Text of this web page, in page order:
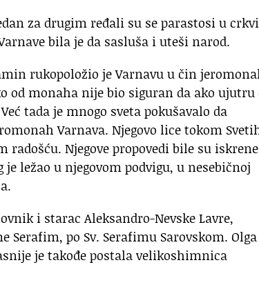
za drugim ređali su se parastosi u
bila je da sasluša i uteši narod.
rukopoložio je Varnavu u čin
monaha nije bio siguran da ako ujutru
tada je mnogo sveta pokušavalo da
Varnava. Njegovo lice tokom
Njegove propovedi bile su
ležao u njegovom podvigu, u nesebičnoj
i starac Aleksandro-Nevske Lavre,
po Sv. Serafimu Sarovskom. Olga
je takođe postala velikoshimnica